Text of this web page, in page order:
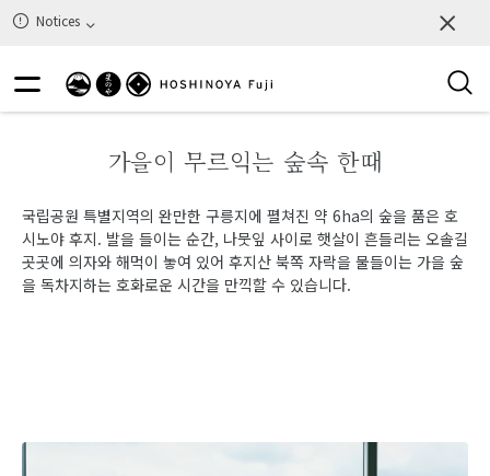
Notices
가을이 무르익는 숲속 한때
국립공원 특별지역의 완만한 구릉지에 펼쳐진 약 6ha의 숲을 품은 호
시노야 후지. 발을 들이는 순간, 나뭇잎 사이로 햇살이 흔들리는 오솔길
곳곳에 의자와 해먹이 놓여 있어 후지산 북쪽 자락을 물들이는 가을 숲
을 독차지하는 호화로운 시간을 만끽할 수 있습니다.